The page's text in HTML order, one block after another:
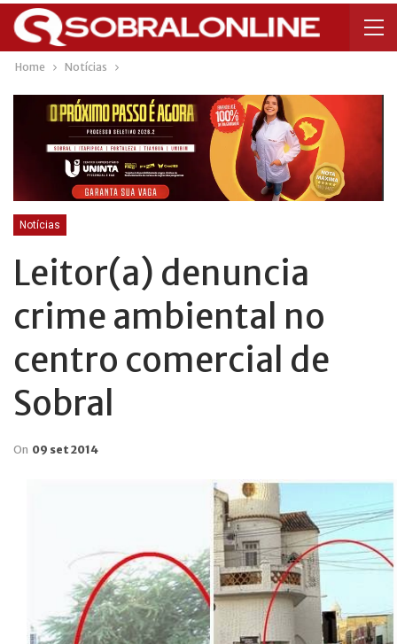
Home Notícias
Notícias
Leitor(a) denuncia
crime ambiental no
centro comercial de
Sobral
On 09 set 2014